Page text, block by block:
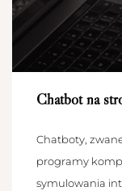
Chatbot na
Chatboty,
programy
symulowania